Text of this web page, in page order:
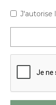
J'autorise